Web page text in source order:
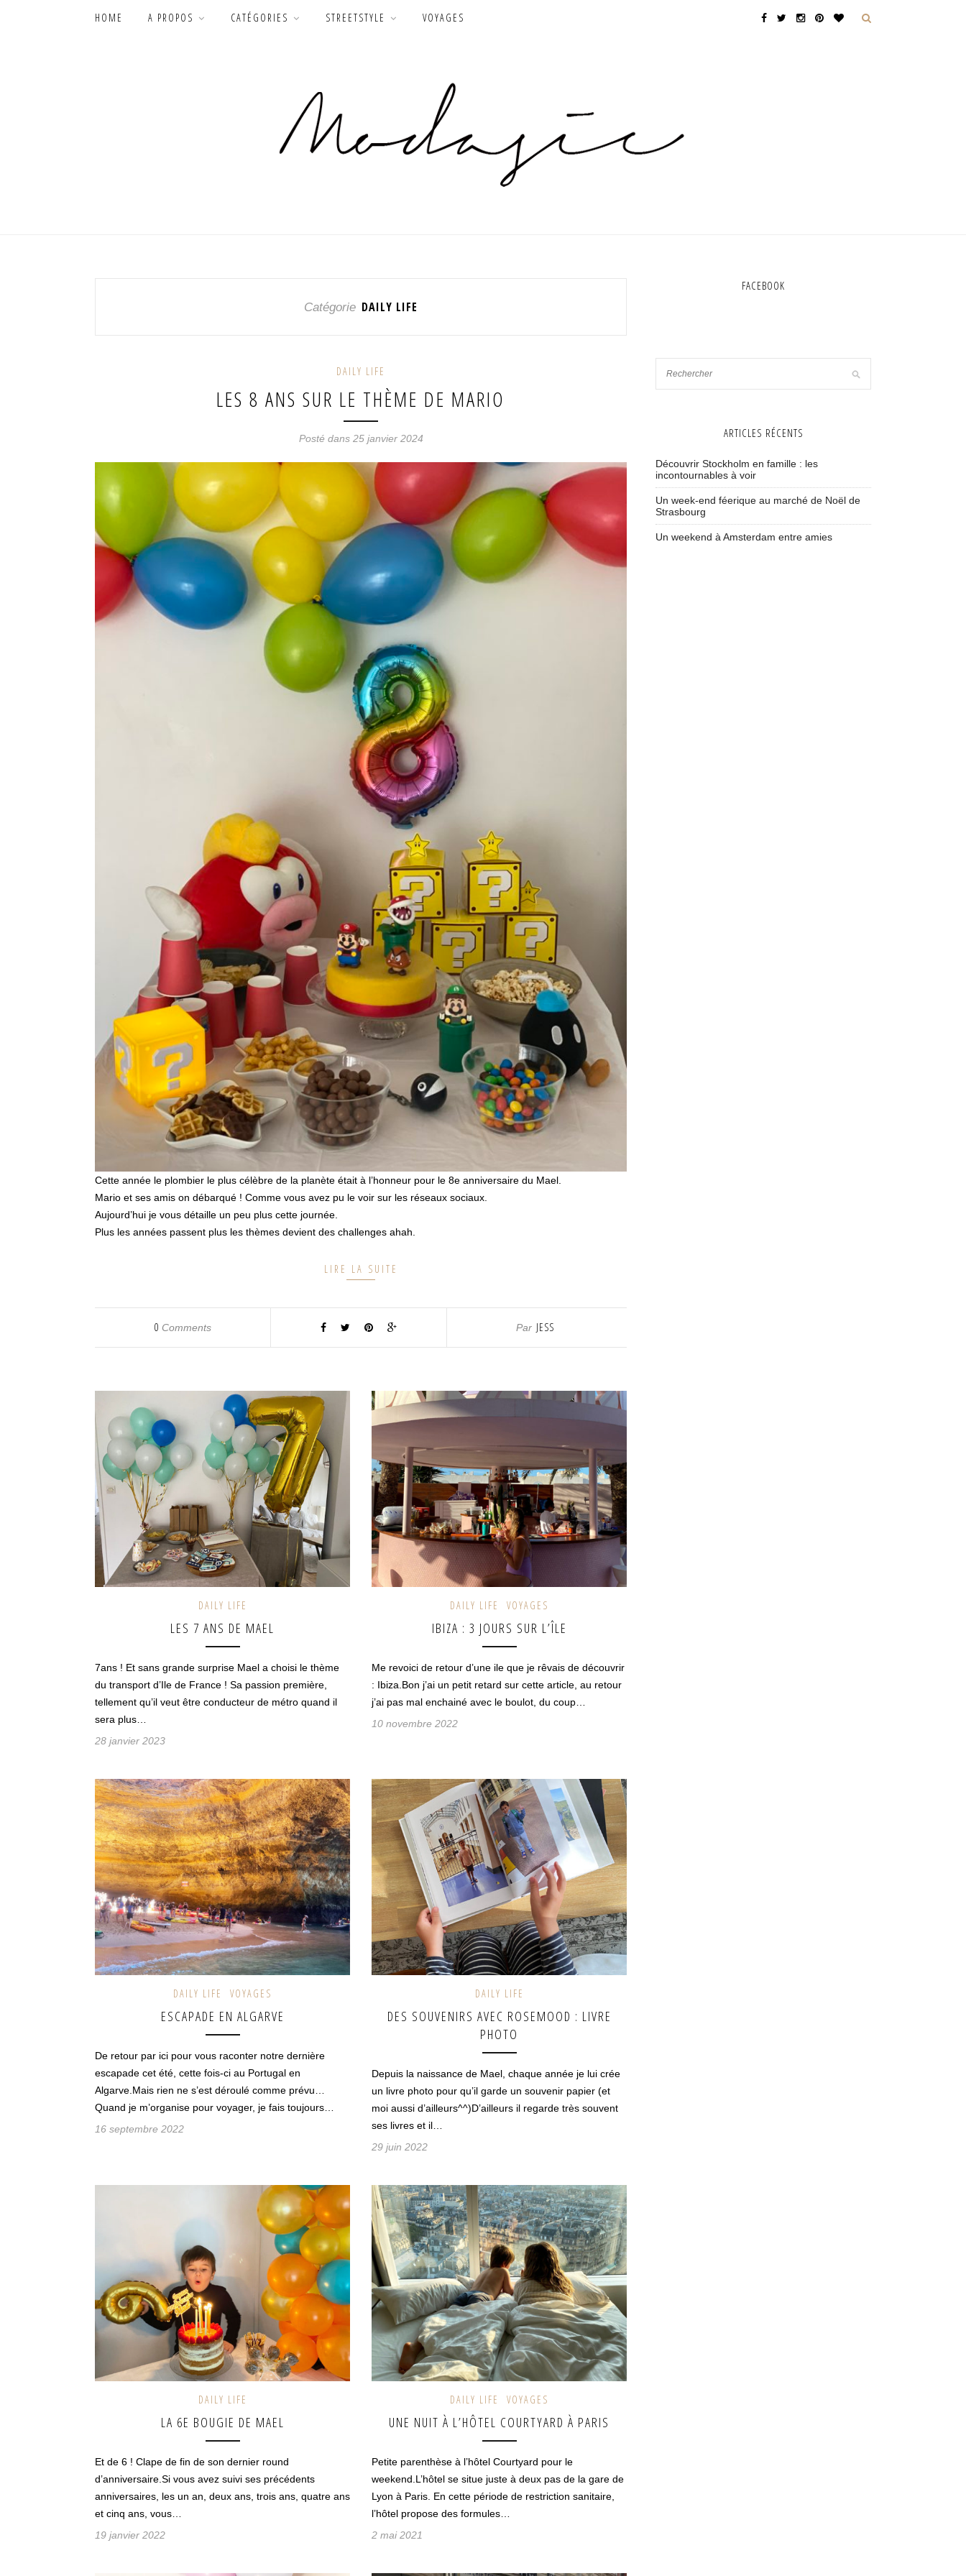
HOME A PROPOS CATÉGORIES STREETSTYLE VOYAGES
Catégorie DAILY LIFE
DAILY LIFE
LES 8 ANS SUR LE THÈME DE MARIO
Posté dans 25 janvier 2024
Cette année le plombier le plus célèbre de la planète était à l’honneur pour le 8e anniversaire du Mael.
Mario et ses amis on débarqué ! Comme vous avez pu le voir sur les réseaux sociaux.
Aujourd’hui je vous détaille un peu plus cette journée.
Plus les années passent plus les thèmes devient des challenges ahah.
LIRE LA SUITE
0 Comments Par JESS
DAILY LIFE
LES 7 ANS DE MAEL
7ans ! Et sans grande surprise Mael a choisi le thème
du transport d’Ile de France ! Sa passion première,
tellement qu’il veut être conducteur de métro quand il
sera plus…
28 janvier 2023
DAILY LIFE VOYAGES
IBIZA : 3 JOURS SUR L’ÎLE
Me revoici de retour d’une ile que je rêvais de découvrir
: Ibiza.Bon j’ai un petit retard sur cette article, au retour
j’ai pas mal enchainé avec le boulot, du coup…
10 novembre 2022
DAILY LIFE VOYAGES
ESCAPADE EN ALGARVE
De retour par ici pour vous raconter notre dernière
escapade cet été, cette fois-ci au Portugal en
Algarve.Mais rien ne s’est déroulé comme prévu…
Quand je m’organise pour voyager, je fais toujours…
16 septembre 2022
DAILY LIFE
DES SOUVENIRS AVEC ROSEMOOD : LIVRE
PHOTO
Depuis la naissance de Mael, chaque année je lui crée
un livre photo pour qu’il garde un souvenir papier (et
moi aussi d’ailleurs^^)D’ailleurs il regarde très souvent
ses livres et il…
29 juin 2022
DAILY LIFE
LA 6E BOUGIE DE MAEL
Et de 6 ! Clape de fin de son dernier round
d’anniversaire.Si vous avez suivi ses précédents
anniversaires, les un an, deux ans, trois ans, quatre ans
et cinq ans, vous…
19 janvier 2022
DAILY LIFE VOYAGES
UNE NUIT À L’HÔTEL COURTYARD À PARIS
Petite parenthèse à l’hôtel Courtyard pour le
weekend.L’hôtel se situe juste à deux pas de la gare de
Lyon à Paris. En cette période de restriction sanitaire,
l’hôtel propose des formules…
2 mai 2021
FACEBOOK
ARTICLES RÉCENTS
Découvrir Stockholm en famille : les
incontournables à voir
Un week-end féerique au marché de Noël de
Strasbourg
Un weekend à Amsterdam entre amies